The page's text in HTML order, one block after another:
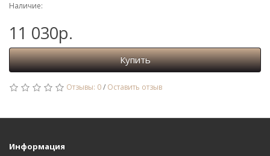
Наличие:
11 030р.
Купить
Отзывы: 0/ Оставить отзыв
Информация